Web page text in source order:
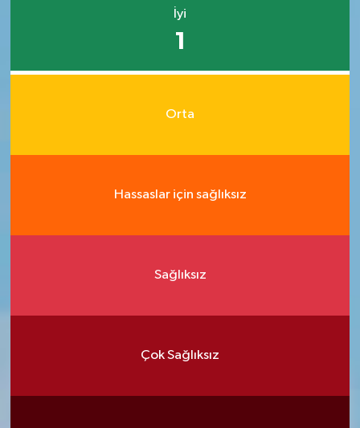
İyi
1
Orta
Hassaslar için sağlıksız
Sağlıksız
Çok Sağlıksız